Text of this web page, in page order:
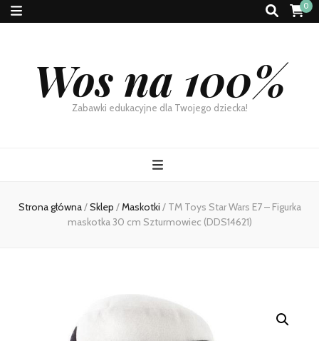
0
Wos na 100%
Zabawki edukacyjne dla Twojego dziecka!
Strona główna/Sklep /Maskotki / TM Toys Star Wars E7 – Figurka
maskotka 30 cm Szturmowiec (DDS14621)